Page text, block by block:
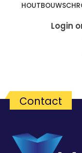
Login
Contact